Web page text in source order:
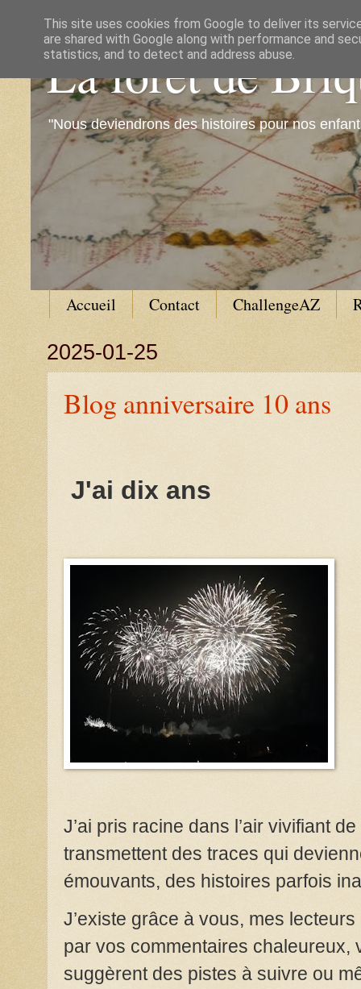
La forêt de
"Nous deviendrons des histoires pour nos
Accueil Contact ChallengeAZ
2025-01-25
Blog anniversaire 10 ans
J'ai dix ans
J’ai pris racine dans l’air vivifiant
transmettent des traces qui
émouvants, des histoires parfois
J’existe grâce à vous, mes
par vos commentaires chaleureux,
suggèrent des pistes à suivre ou
This site uses cookies from Google to deliver its
are shared with Google along with performance and
statistics, and to detect and address abuse.